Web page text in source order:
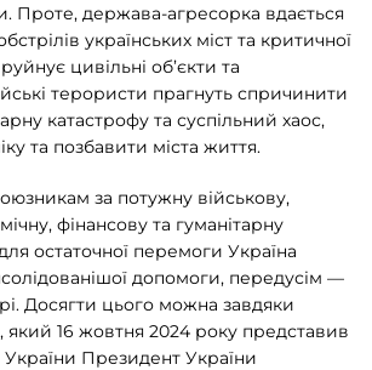
Проте, держава-агресорка вдається
українських міст та критичної
цивільні об’єкти та
терористи прагнуть спричинити
катастрофу та суспільний хаос,
та позбавити міста життя.
за потужну військову,
фінансову та гуманітарну
остаточної перемоги Україна
допомоги, передусім —
Досягти цього можна завдяки
16 жовтня 2024 року представив
України Президент України